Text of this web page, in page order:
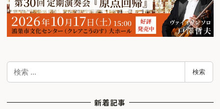
検索
新着記事